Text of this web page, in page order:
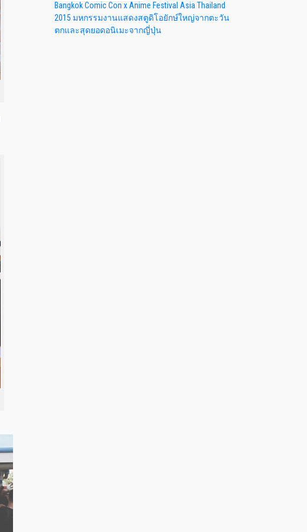
Bangkok Comic Con x Anime Festival Asia Thailand
2015 มหกรรมงานแสดงสตูดิโอยักษ์ใหญ่จากตะวัน
ตกและสุดยอดอนิเมะจากญี่ปุ่น